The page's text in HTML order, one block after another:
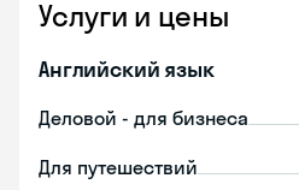
Услуги и цены
Английский язык
Деловой - для бизнеса
Для путешествий